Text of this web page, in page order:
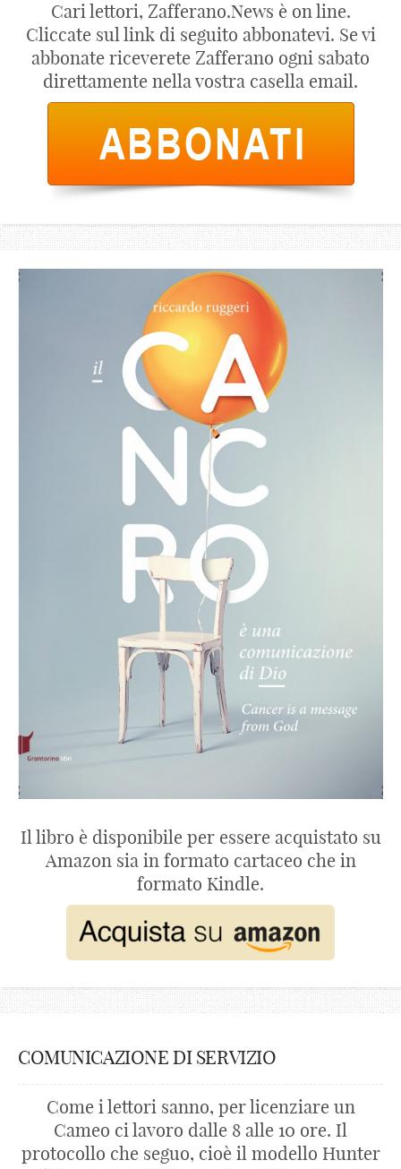
Cari lettori, Zafferano.News è on line.
Cliccate sul link di seguito abbonatevi. Se vi
abbonate riceverete Zafferano ogni sabato
direttamente nella vostra casella email.
Il libro è disponibile per essere acquistato su
Amazon sia in formato cartaceo che in
formato Kindle.
COMUNICAZIONE DI SERVIZIO
Come i lettori sanno, per licenziare un
Cameo ci lavoro dalle 8 alle 10 ore. Il
protocollo che seguo, cioè il modello Hunter